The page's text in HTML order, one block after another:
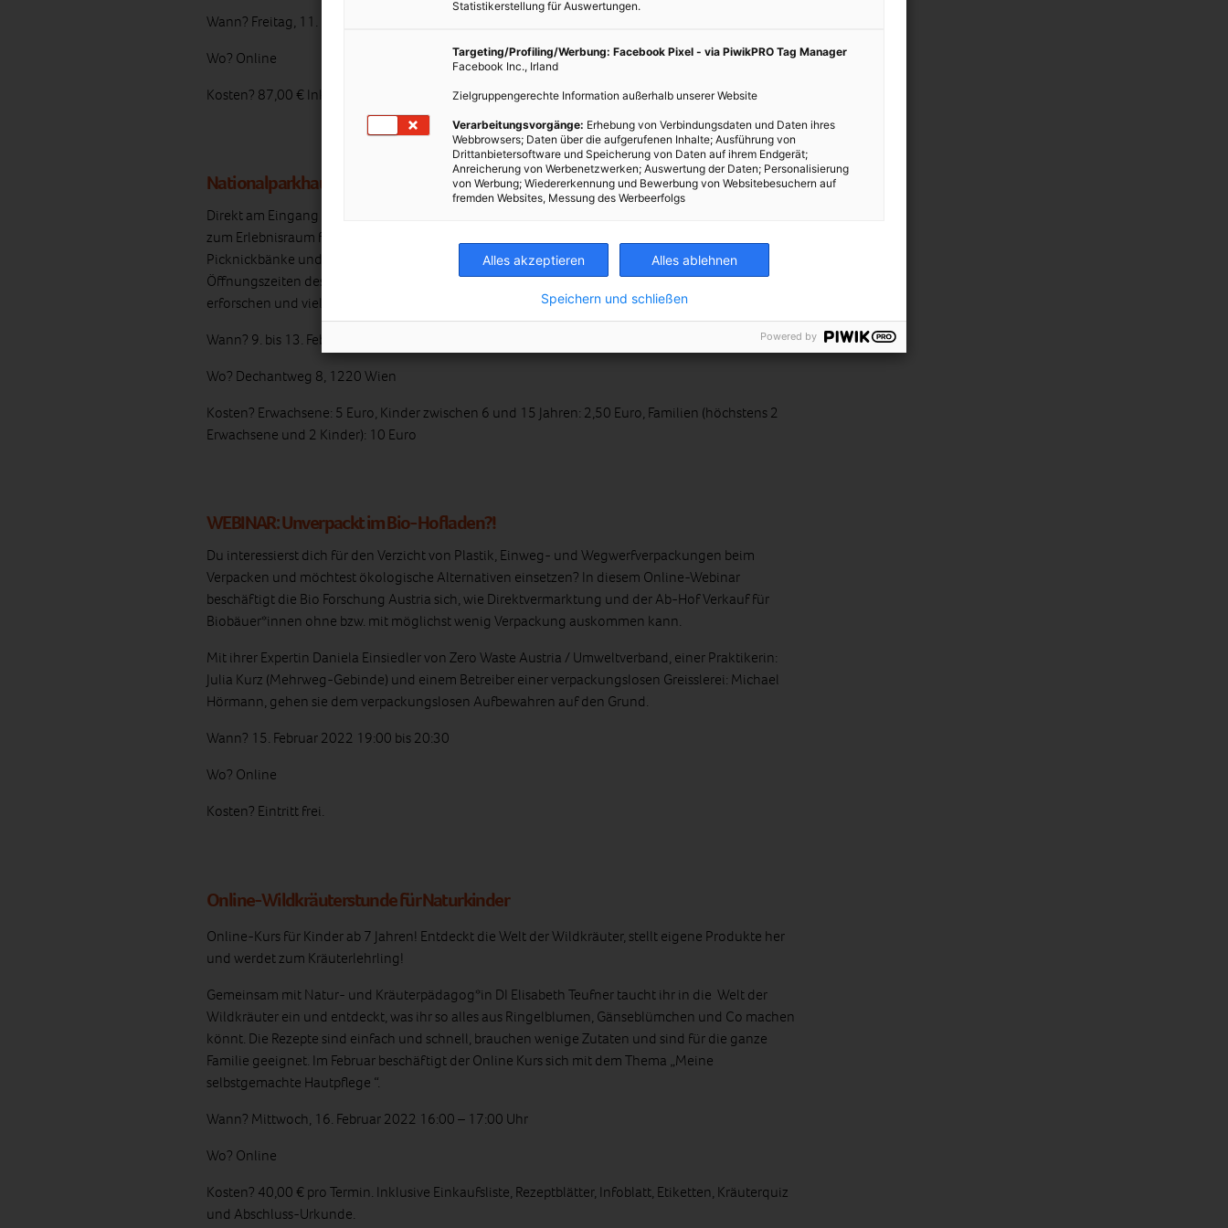
Wann? Freitag, 11. Februar 2022 16:00 – 19:00 Uhr
Wo? Online
Kosten? 87,00 € Inklusive Rezepte und SONNENTOR Gewürzpaket.
Nationalparkhaus wien-lobAU
Direkt am Eingang zur Lobau führt das Nationalparkhaus in die Welt der Donau-Auen und wird
zum Erlebnisraum für die BesucherInnen. Der Garten bietet einen Abenteuerspielplatz und
Picknickbänke und im Eingangsbereich befindet sich eine Infostelle für Wissbegierige. Während der
Öffnungszeiten des Nationalparkhauses gibt es Multimedia-Angebote für Groß & Klein zu
erforschen und viel Spannendes zu Entdecken!
Wann? 9. bis 13. Februar 2022 (Semesterferien in Wien), von 9 bis 16 Uhr
Wo? Dechantweg 8, 1220 Wien
Kosten? Erwachsene: 5 Euro, Kinder zwischen 6 und 15 Jahren: 2,50 Euro, Familien (höchstens 2
Erwachsene und 2 Kinder): 10 Euro
WEBINAR: Unverpackt im Bio-Hofladen?!
Du interessierst dich für den Verzicht von Plastik, Einweg- und Wegwerfverpackungen beim
Verpacken und möchtest ökologische Alternativen einsetzen? In diesem Online-Webinar
beschäftigt die Bio Forschung Austria sich, wie Direktvermarktung und der Ab-Hof Verkauf für
Biobäuer*innen ohne bzw. mit möglichst wenig Verpackung auskommen kann.
Mit ihrer Expertin Daniela Einsiedler von Zero Waste Austria / Umweltverband, einer Praktikerin:
Julia Kurz (Mehrweg-Gebinde) und einem Betreiber einer verpackungslosen Greisslerei: Michael
Hörmann, gehen sie dem verpackungslosen Aufbewahren auf den Grund.
Wann? 15. Februar 2022 19:00 bis 20:30
Wo? Online
Kosten? Eintritt frei.
Online-Wildkräuterstunde für Naturkinder
Online-Kurs für Kinder ab 7 Jahren! Entdeckt die Welt der Wildkräuter, stellt eigene Produkte her
und werdet zum Kräuterlehrling!
Gemeinsam mit Natur- und Kräuterpädagog*in DI Elisabeth Teufner taucht ihr in die Welt der
Wildkräuter ein und entdeckt, was ihr so alles aus Ringelblumen, Gänseblümchen und Co machen
könnt. Die Rezepte sind einfach und schnell, brauchen wenige Zutaten und sind für die ganze
Familie geeignet. Im Februar beschäftigt der Online Kurs sich mit dem Thema „Meine
selbstgemachte Hautpflege “.
Wann? Mittwoch, 16. Februar 2022 16:00 – 17:00 Uhr
Wo? Online
Kosten? 40,00 € pro Termin. Inklusive Einkaufsliste, Rezeptblätter, Infoblatt, Etiketten, Kräuterquiz
und Abschluss-Urkunde.
Statistikerstellung für Auswertungen.
Targeting/Profiling/Werbung: Facebook Pixel - via PiwikPRO Tag Manager
Facebook Inc., Irland
Zielgruppengerechte Information außerhalb unserer Website
Verarbeitungsvorgänge: Erhebung von Verbindungsdaten und Daten ihres
Webbrowsers; Daten über die aufgerufenen Inhalte; Ausführung von
Drittanbietersoftware und Speicherung von Daten auf ihrem Endgerät;
Anreicherung von Werbenetzwerken; Auswertung der Daten; Personalisierung
von Werbung; Wiedererkennung und Bewerbung von Websitebesuchern auf
fremden Websites, Messung des Werbeerfolgs
Alles akzeptieren Alles ablehnen
Speichern und schließen
Powered by